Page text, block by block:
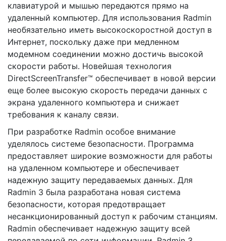
клавиатурой и мышью передаются прямо на
удаленный компьютер. Для использования Radmin
необязательно иметь высокоскоростной доступ в
Интернет, поскольку даже при медленном
модемном соединении можно достичь высокой
скорости работы. Новейшая технология
DirectScreenTransfer™ обеспечивает в новой версии
еще более высокую скорость передачи данных с
экрана удаленного компьютера и снижает
требования к каналу связи.
При разработке Radmin особое внимание
уделялось системе безопасности. Программа
предоставляет широкие возможности для работы
на удаленном компьютере и обеспечивает
надежную защиту передаваемых данных. Для
Radmin 3 была разработана новая система
безопасности, которая предотвращает
несанкционированный доступ к рабочим станциям.
Radmin обеспечивает надежную защиту всей